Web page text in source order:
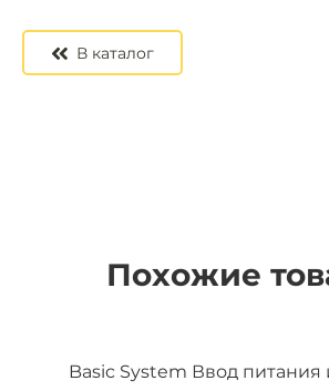
В каталог
Похожие
Basic System Ввод питания